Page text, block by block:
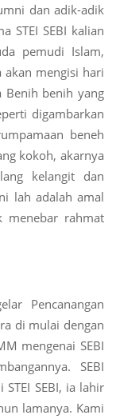
dan adik-adik
STEI SEBI kalian
pemudi Islam,
akan mengisi hari
Benih benih yang
digambarkan
beneh
kokoh, akarnya
kelangit dan
lah adalah amal
menebar rahmat
Pencanangan
di mulai dengan
mengenai SEBI
SEBI
SEBI, ia lahir
lamanya. Kami